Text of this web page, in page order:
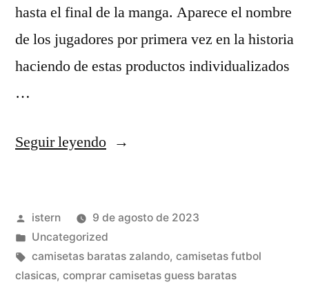
hasta el final de la manga. Aparece el nombre
de los jugadores por primera vez en la historia
haciendo de estas productos individualizados
…
Seguir leyendo«camisetas
Publicado
por
istern
9 de agosto de 2023
Publicado
en
Uncategorized
Etiquetas:
camisetas baratas zalando, camisetas futbol
clasicas, comprar camisetas guess baratas